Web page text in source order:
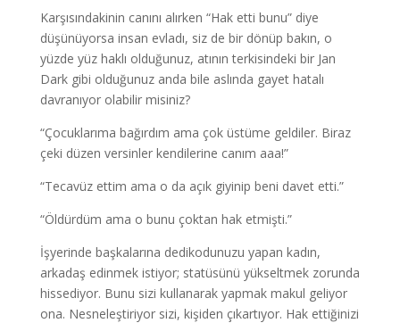
Karşısındakinin canını alırken “Hak etti bunu” diye
düşünüyorsa insan evladı, siz de bir dönüp bakın, o
yüzde yüz haklı olduğunuz, atının terkisindeki bir Jan
Dark gibi olduğunuz anda bile aslında gayet hatalı
davranıyor olabilir misiniz?
“Çocuklarıma bağırdım ama çok üstüme geldiler. Biraz
çeki düzen versinler kendilerine canım aaa!”
“Tecavüz ettim ama o da açık giyinip beni davet etti.”
“Öldürdüm ama o bunu çoktan hak etmişti.”
İşyerinde başkalarına dedikodunuzu yapan kadın,
arkadaş edinmek istiyor; statüsünü yükseltmek zorunda
hissediyor. Bunu sizi kullanarak yapmak makul geliyor
ona. Nesneleştiriyor sizi, kişiden çıkartıyor. Hak ettiğinizi